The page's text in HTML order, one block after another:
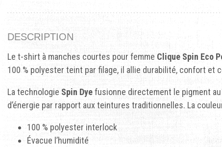
DESCRIPTION
Le t-shirt à manches courtes pour femme Clique Spin Eco
100 % polyester teint par filage, il allie durabilité, confort
La technologie Spin Dyefusionne directement le pigment au
d’énergie par rapport aux teintures traditionnelles. La
100 % polyester interlock
Évacue l’humidité